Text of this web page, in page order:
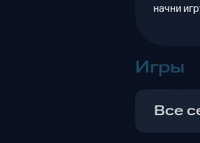
начни
Игры
Все